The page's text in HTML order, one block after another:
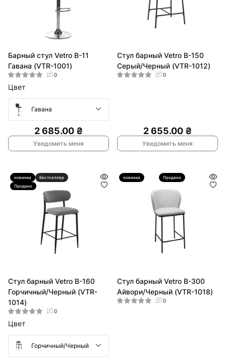
Барный стул Vetro B-11
Гавана (VTR-1001)
Цвет
Гавана
0
2 685.00 ₴
Уведомить меня
Стул барный Vetro B-150
Серый/Черный (VTR-1012)
0
2 655.00 ₴
Уведомить меня
новинка Бестселлер
Продано
Стул барный Vetro B-160
Горчичный/Черный (VTR-
1014)
Цвет
Горчичный/Черный
0
новинка Продано
Стул барный Vetro B-300
Айвори/Черный (VTR-1018)
0